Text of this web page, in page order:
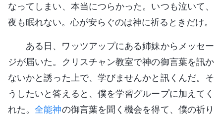
なってしまい、本当につらかった。いつも泣いて、
夜も眠れない。心が安らぐのは神に祈るときだけ。
ある日、ワッツアップにある姉妹からメッセー
ジが届いた。クリスチャン教室で神の御言葉を訊か
ないかと誘った上で、学びませんかと訊くんだ。そ
うしたいと答えると、僕を学習グループに加えてく
れた。全能神の御言葉を聞く機会を得て、僕の祈り